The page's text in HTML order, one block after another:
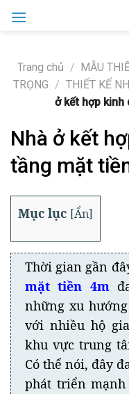
Trang chủ / MẪU
TRỌNG / THIẾT KẾ
ở kết hợp kinh
Nhà ở kết
tầng mặt
Mục lục [Ẩn]
Thời gian gần
mặt tiền 4m
những xu
với nhiều hộ
khu vực trung
Có thể nói, đây
phát triển